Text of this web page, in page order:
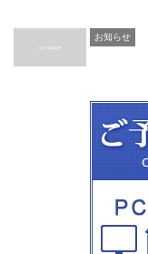
お知らせ